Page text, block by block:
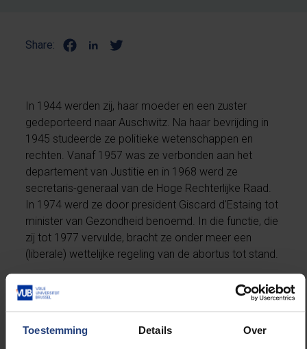
Toestemming Details Over
Share:
In 1944 werden zij, haar moeder en een zuster
gedeporteerd naar Auschwitz. Na haar bevrijding in
1945 studeerde ze politieke wetenschappen en
rechten. Vanaf 1957 was ze verbonden aan het
departement van Justitie en in 1968 werd ze
secretaris-generaal van de Hoge Rechterlijke Raad.
In 1974 werd ze door president Giscard d'Estaing tot
minister van Gezondheid benoemd. In die functie, die
zij tot 1977 vervulde, bracht ze onder meer een
(liberale) wettelijke regeling van de abortus tot stand.
Simone Veil was ere-voorzitter van het Fondation